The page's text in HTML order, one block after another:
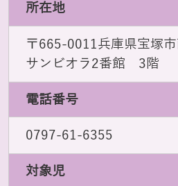
所在地
〒665-0011兵庫県宝塚
サンビオラ2番館 3階
電話番号
0797-61-6355
対象児